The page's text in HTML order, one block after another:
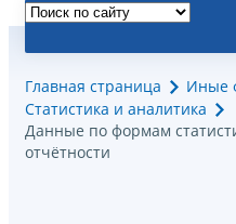
Главная страница
Иные
Статистика и аналитика
Данные по формам
отчётности